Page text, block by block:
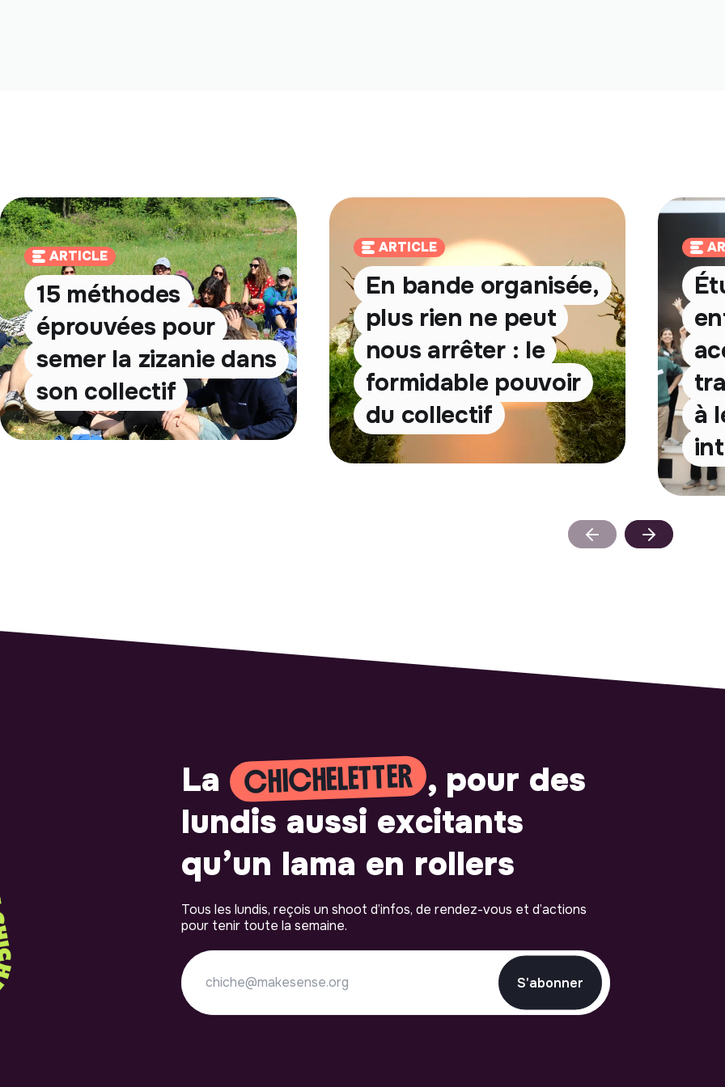
ARTICLE
15 méthodes
éprouvées pour
semer la zizanie dans
son collectif
ARTICLE
En bande organisée,
plus rien ne peut
nous arrêter : le
formidable pouvoir
du collectif
à
La CHICHELETTER , pour des
lundis aussi excitants
qu’un lama en rollers
Tous les lundis, reçois un shoot d’infos, de rendez-vous et d’actions
pour tenir toute la semaine.
S'abonner